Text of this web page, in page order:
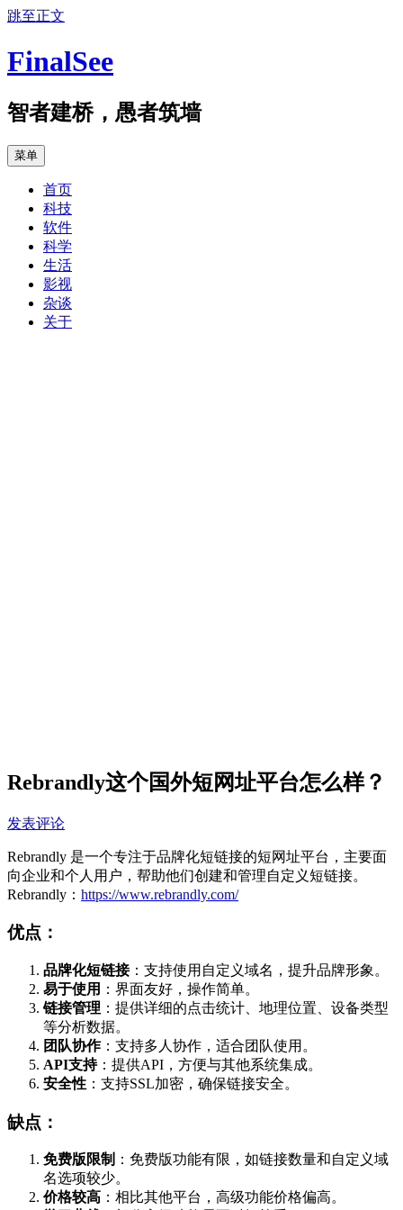
跳至正文
FinalSee
智者建桥，愚者筑墙
菜单
首页
科技
软件
科学
生活
影视
杂谈
关于
Rebrandly这个国外短网址平台怎么样？
发表评论
Rebrandly 是一个专注于品牌化短链接的短网址平台，主要面
向企业和个人用户，帮助他们创建和管理自定义短链接。
Rebrandly： https://www.rebrandly.com/
优点：
品牌化短链接：支持使用自定义域名，提升品牌形象。
易于使用 ：界面友好，操作简单。
链接管理 ：提供详细的点击统计、地理位置、设备类型
等分析数据。
团队协作：支持多人协作，适合团队使用。
API支持：提供API，方便与其他系统集成。
安全性 ：支持SSL加密，确保链接安全。
缺点：
免费版限制 ：免费版功能有限，如链接数量和自定义域
名选项较少。
价格较高 ：相比其他平台，高级功能价格偏高。